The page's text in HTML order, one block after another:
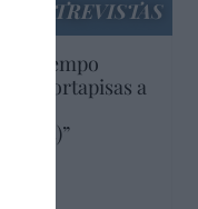
ENTREVISTAS
tiempo
y cortapisas a